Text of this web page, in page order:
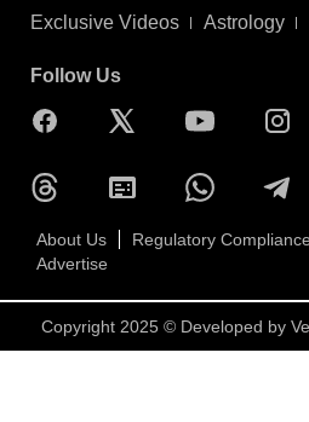
Exclusive Videos
Astrology
Follow Us
About Us Regulatory Compliance
Advertise
Copyright 2025 © Developed by